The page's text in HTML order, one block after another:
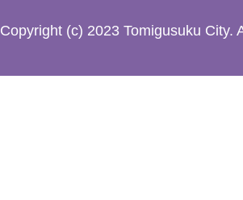
Copyright (c) 2023 Tomigusuku City.